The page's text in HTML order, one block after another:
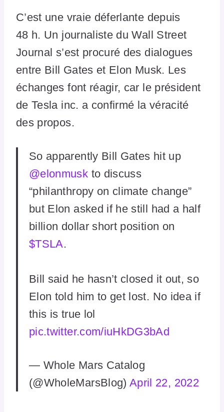
C’est une vraie déferlante depuis
48 h. Un journaliste du Wall Street
Journal s’est procuré des dialogues
entre Bill Gates et Elon Musk. Les
échanges font réagir, car le président
de Tesla inc. a confirmé la véracité
des propos.
So apparently Bill Gates hit up
@elonmusk to discuss
“philanthropy on climate change”
but Elon asked if he still had a half
billion dollar short position on
$TSLA.
Bill said he hasn’t closed it out, so
Elon told him to get lost. No idea if
this is true lol
pic.twitter.com/iuHkDG3bAd
— Whole Mars Catalog
(@WholeMarsBlog) April 22, 2022